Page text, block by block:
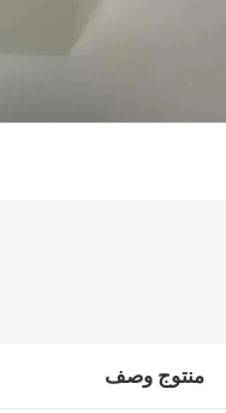
منتوج وصف